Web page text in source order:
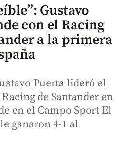
Gustavo
con el Racing
a la primera
Puerta lideró el
de Santander en
en el Campo Sport El
ganaron 4-1 al